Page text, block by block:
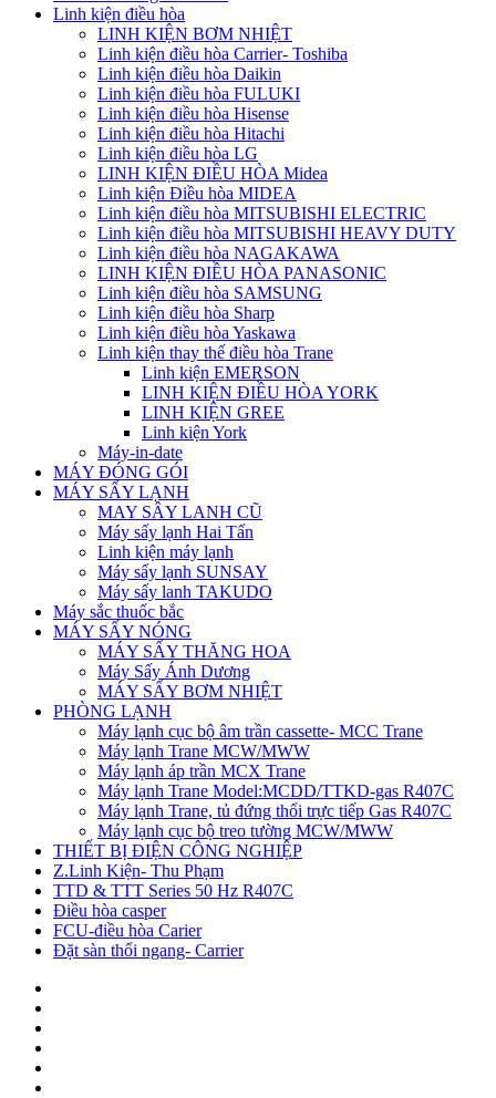
Linh kiện điều hòa
LINH KIỆN BƠM NHIỆT
Linh kiện điều hòa Carrier- Toshiba
Linh kiện điều hòa Daikin
Linh kiện điều hòa FULUKI
Linh kiện điều hòa Hisense
Linh kiện điều hòa Hitachi
Linh kiện điều hòa LG
LINH KIỆN ĐIỀU HÒA Midea
Linh kiện Điều hòa MIDEA
Linh kiện điều hòa MITSUBISHI ELECTRIC
Linh kiện điều hòa MITSUBISHI HEAVY DUTY
Linh kiện điều hòa NAGAKAWA
LINH KIỆN ĐIỀU HÒA PANASONIC
Linh kiện điều hòa SAMSUNG
Linh kiện điều hòa Sharp
Linh kiện điều hòa Yaskawa
Linh kiện thay thế điều hòa Trane
Linh kiện EMERSON
LINH KIỆN ĐIỀU HÒA YORK
LINH KIỆN GREE
Linh kiện York
Máy-in-date
MÁY ĐÓNG GÓI
MÁY SẤY LẠNH
MAY SÂY LANH CŨ
Máy sấy lạnh Hai Tấn
Linh kiện máy lạnh
Máy sấy lạnh SUNSAY
Máy sấy lanh TAKUDO
Máy sắc thuốc bắc
MÁY SẤY NÓNG
MÁY SẤY THĂNG HOA
Máy Sấy Ánh Dương
MÁY SẤY BƠM NHIỆT
PHÒNG LẠNH
Máy lạnh cục bộ âm trần cassette- MCC Trane
Máy lạnh Trane MCW/MWW
Máy lạnh áp trần MCX Trane
Máy lạnh Trane Model:MCDD/TTKD-gas R407C
Máy lạnh Trane, tủ đứng thổi trực tiếp Gas R407C
Máy lạnh cục bộ treo tường MCW/MWW
THIẾT BỊ ĐIỆN CÔNG NGHIỆP
Z.Linh Kiện- Thu Phạm
TTD & TTT Series 50 Hz R407C
Điều hòa casper
FCU-điều hòa Carier
Đặt sàn thổi ngang- Carrier